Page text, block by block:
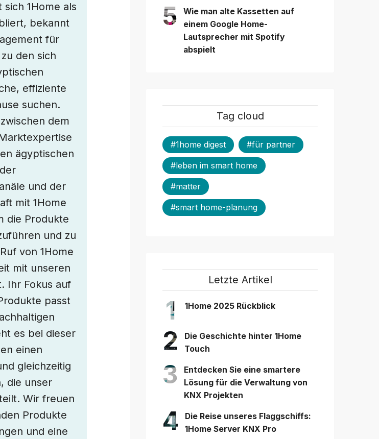
1Home als
bekannt
für
den sich
effiziente
suchen.
dem
ägyptischen
und der
mit 1Home
die Produkte
und zu
von 1Home
mit unseren
Ihr Fokus auf
passt
es bei dieser
einen
gleichzeitig
die unser
Wir freuen
Produkte
und eine
5
Wie man alte Kassetten auf
einem Google Home-
Lautsprecher mit Spotify
abspielt
Tag cloud
#1home digest #für partner
#leben im smart home
#matter
#smart home-planung
Letzte Artikel
1 1Home 2025 Rückblick
2
Die Geschichte hinter 1Home
Touch
3
Entdecken Sie eine smartere
Lösung für die Verwaltung von
KNX Projekten
4
Die Reise unseres Flaggschiffs:
1Home Server KNX Pro